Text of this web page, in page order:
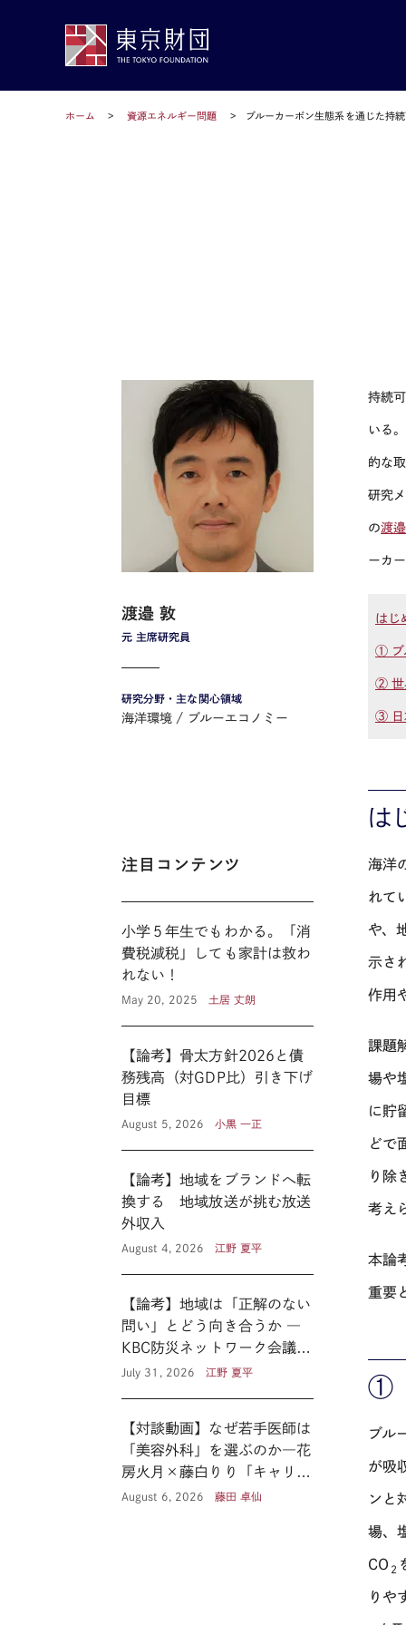
ホーム 資源エネルギー問題 ブルーカーボン生態系を通じた持
持続
いる。
的な
研究
の渡
ーカ
はじ
① ブ
② 世
③ 日
は
海洋
れて
や、
示さ
作用
課題
場や
に貯
どで
り除
考え
本論
重要
①
ブル
が吸
ンと
場、
CO ２
りや
元 主席研究員
渡邉 敦
研究分野・主な関心領域
海洋環境 ブルーエコノミー
注目コンテンツ
小学５年生でもわかる。「消
費税減税」しても家計は救わ
れない！
May 20, 2025 土居 丈朗
【論考】骨太方針2026と債
務残高（対GDP比）引き下げ
目標
August 5, 2026 小黒 一正
【論考】地域をブランドへ転
換する 地域放送が挑む放送
外収入
August 4, 2026 江野 夏平
【論考】地域は「正解のない
問い」とどう向き合うか ―
KBC防災ネットワーク会議に
見る新たな公共性 ―
July 31, 2026 江野 夏平
【対談動画】なぜ若手医師は
「美容外科」を選ぶのか―花
房火月×藤白りり「キャリア
の選択と覚悟」
August 6, 2026 藤田 卓仙